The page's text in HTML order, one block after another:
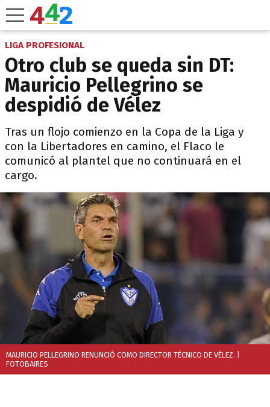
LIGA PROFESIONAL
Otro club se queda sin DT:
Mauricio Pellegrino se
despidió de Vélez
Tras un flojo comienzo en la Copa de la Liga y
con la Libertadores en camino, el Flaco le
comunicó al plantel que no continuará en el
cargo.
MAURICIO PELLEGRINO RENUNCIÓ COMO DIRECTOR TÉCNICO DE VÉLEZ.
FOTOBAIRES